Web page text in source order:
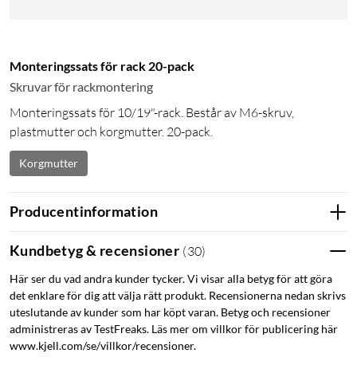
Monteringssats för rack 20-pack
Skruvar för rackmontering
Monteringssats för 10/19"-rack. Består av M6-skruv,
plastmutter och korgmutter. 20-pack.
Korgmutter
Producentinformation
Kundbetyg & recensioner (30)
Här ser du vad andra kunder tycker. Vi visar alla betyg för att göra
det enklare för dig att välja rätt produkt. Recensionerna nedan skrivs
uteslutande av kunder som har köpt varan. Betyg och recensioner
administreras av TestFreaks. Läs mer om villkor för publicering här
www.kjell.com/se/villkor/recensioner.